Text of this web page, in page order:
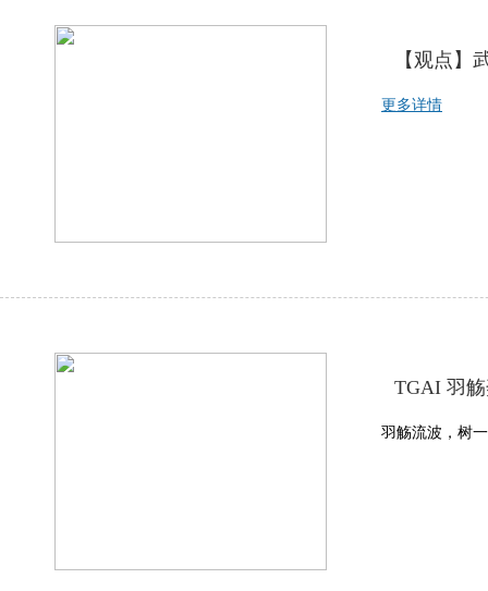
【观点】
更多详情
TGAI 羽
羽觞流波，树